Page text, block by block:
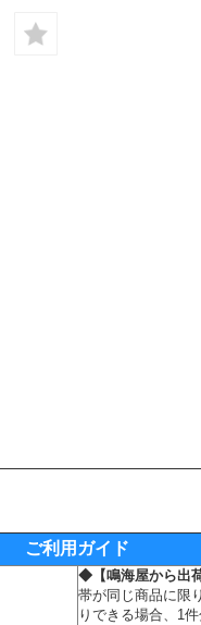
ご利用ガイド
◆ 【鳴海屋から出
帯が同じ商品に限り
りできる場合、1